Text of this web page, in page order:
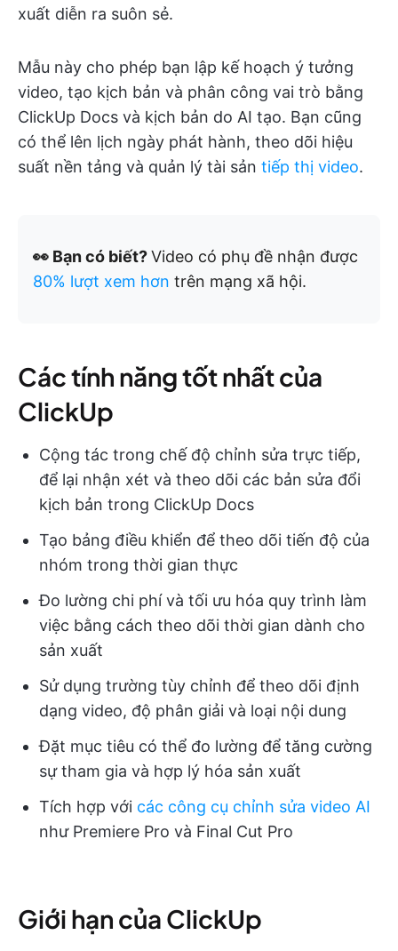
xuất diễn ra suôn sẻ.
Mẫu này cho phép bạn lập kế hoạch ý tưởng
video, tạo kịch bản và phân công vai trò bằng
ClickUp Docs và kịch bản do AI tạo. Bạn cũng
có thể lên lịch ngày phát hành, theo dõi hiệu
suất nền tảng và quản lý tài sản tiếp thị video.
👀 Bạn có biết?Video có phụ đề nhận được
80% lượt xem hơn trên mạng xã hội.
Các tính năng tốt nhất của
ClickUp
Cộng tác trong chế độ chỉnh sửa trực tiếp,
để lại nhận xét và theo dõi các bản sửa đổi
kịch bản trong ClickUp Docs
Tạo bảng điều khiển để theo dõi tiến độ của
nhóm trong thời gian thực
Đo lường chi phí và tối ưu hóa quy trình làm
việc bằng cách theo dõi thời gian dành cho
sản xuất
Sử dụng trường tùy chỉnh để theo dõi định
dạng video, độ phân giải và loại nội dung
Đặt mục tiêu có thể đo lường để tăng cường
sự tham gia và hợp lý hóa sản xuất
Tích hợp với các công cụ chỉnh sửa video AI
như Premiere Pro và Final Cut Pro
Giới hạn của ClickUp